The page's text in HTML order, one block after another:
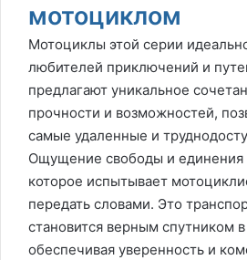
мотоциклом
Мотоциклы этой серии
любителей приключений и
предлагают уникальное
прочности и возможностей,
самые удаленные и
Ощущение свободы и единения
которое испытывает
передать словами. Это
становится верным спутником
обеспечивая уверенность и